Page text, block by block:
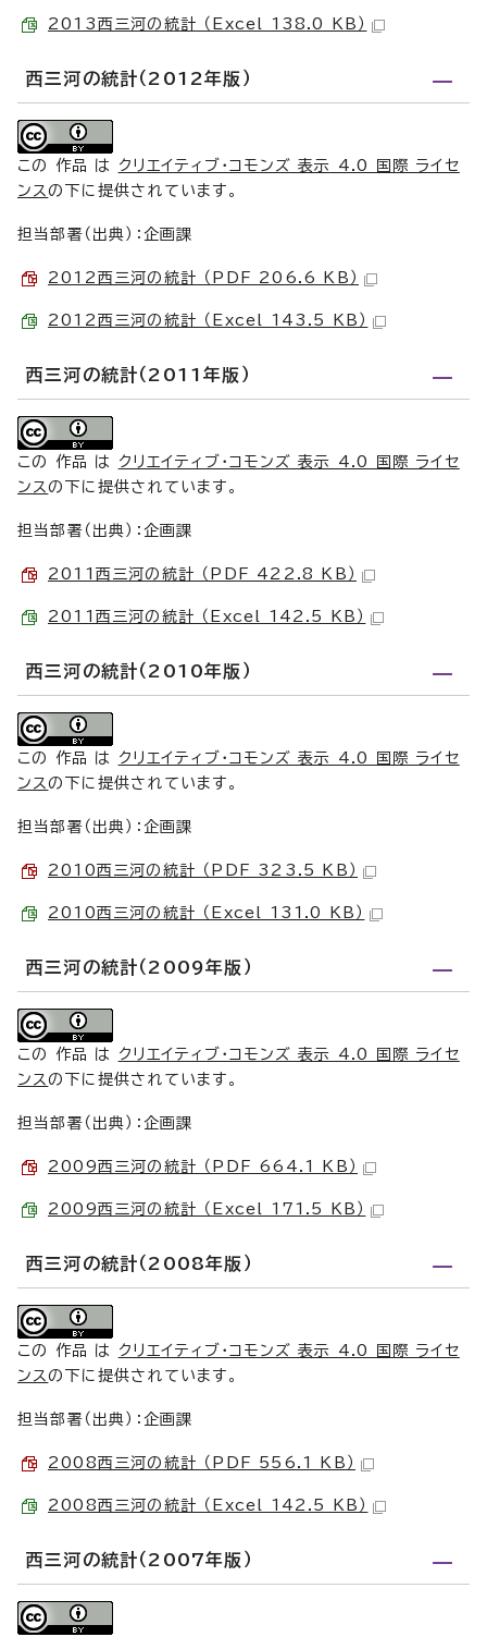
2013西三河の統計 （Excel 138.0 KB）
西三河の統計（2012年版）
この 作品 は クリエイティブ・コモンズ 表示 4.0 国際 ライセ
ンスの下に提供されています。
担当部署（出典）：企画課
2012西三河の統計 （PDF 206.6 KB）
2012西三河の統計 （Excel 143.5 KB）
西三河の統計（2011年版）
この 作品 は クリエイティブ・コモンズ 表示 4.0 国際 ライセ
ンスの下に提供されています。
担当部署（出典）：企画課
2011西三河の統計 （PDF 422.8 KB）
2011西三河の統計 （Excel 142.5 KB）
西三河の統計（2010年版）
この 作品 は クリエイティブ・コモンズ 表示 4.0 国際 ライセ
ンスの下に提供されています。
担当部署（出典）：企画課
2010西三河の統計 （PDF 323.5 KB）
2010西三河の統計 （Excel 131.0 KB）
西三河の統計（2009年版）
この 作品 は クリエイティブ・コモンズ 表示 4.0 国際 ライセ
ンスの下に提供されています。
担当部署（出典）：企画課
2009西三河の統計 （PDF 664.1 KB）
2009西三河の統計 （Excel 171.5 KB）
西三河の統計（2008年版）
この 作品 は クリエイティブ・コモンズ 表示 4.0 国際 ライセ
ンスの下に提供されています。
担当部署（出典）：企画課
2008西三河の統計 （PDF 556.1 KB）
2008西三河の統計 （Excel 142.5 KB）
西三河の統計（2007年版）